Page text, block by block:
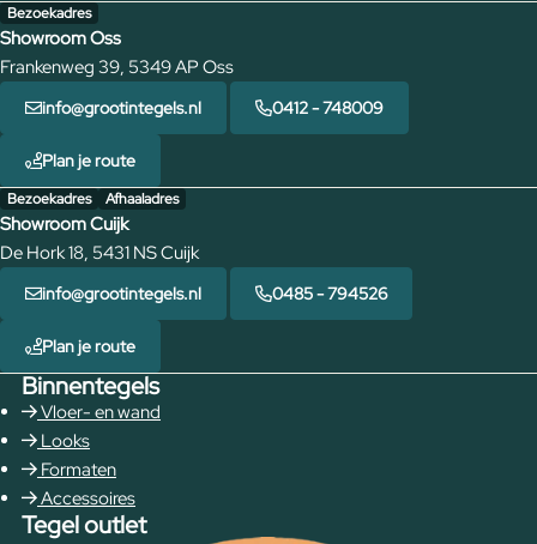
Bezoekadres
Showroom Oss
Frankenweg 39, 5349 AP Oss
info@grootintegels.nl 0412 - 748009
Plan je route
Bezoekadres Afhaaladres
Showroom Cuijk
De Hork 18, 5431 NS Cuijk
info@grootintegels.nl 0485 - 794526
Plan je route
Binnentegels
Vloer- en wand
Looks
Formaten
Accessoires
Tegel outlet